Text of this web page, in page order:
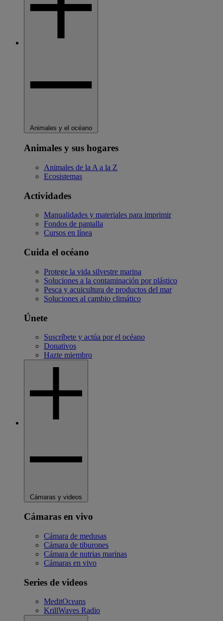
Animales y el océano
Animales y sus hogares
Animales de la A a la Z
Ecosistemas
Actividades
Manualidades y materiales para imprimir
Fondos de pantalla
Cursos en línea
Cuida el océano
Protege la vida silvestre marina
Soluciones a la contaminación por plástico
Pesca y acuicultura de productos del mar
Soluciones al cambio climático
Únete
Suscríbete y actúa por el océano
Donativos
Hazte miembro
Cámaras y videos
Cámaras en vivo
Cámara de medusas
Cámara de tiburones
Cámara de nutrias marinas
Cámaras en vivo
Series de videos
MeditOceans
KrillWaves Radio